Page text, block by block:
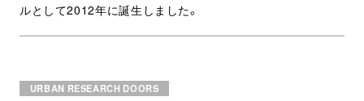
ルとして2012年に誕生しました。
URBAN RESEARCH DOORS